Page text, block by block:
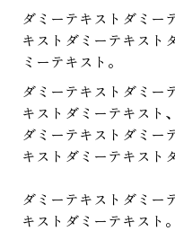
ダミーテキストダミー
キストダミーテキスト
ミーテキスト。
ダミーテキストダミー
キストダミーテキスト
ダミーテキストダミー
キストダミーテキスト
ダミーテキストダミー
キストダミーテキスト。